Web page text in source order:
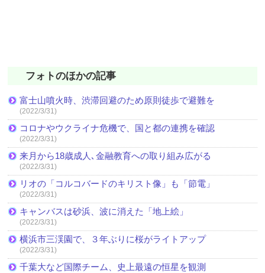
フォトのほかの記事
富士山噴火時、渋滞回避のため原則徒歩で避難を
(2022/3/31)
コロナやウクライナ危機で、国と都の連携を確認
(2022/3/31)
来月から18歳成人､金融教育への取り組み広がる
(2022/3/31)
リオの「コルコバードのキリスト像」も「節電」
(2022/3/31)
キャンバスは砂浜、波に消えた「地上絵」
(2022/3/31)
横浜市三渓園で、３年ぶりに桜がライトアップ
(2022/3/31)
千葉大など国際チーム、史上最遠の恒星を観測